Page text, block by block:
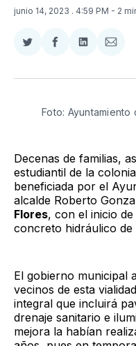
junio 14, 2023 . 4:59 PM - 2
Compartir
Twitter
Compartir
Facebook
Compartir
LinkedIn
Foto:
Decenas de familias,
estudiantil de la
beneficiada por el
alcalde Roberto
Flores, con el inicio
concreto hidráulico de
El gobierno municipal
vecinos de esta
integral que incluirá
drenaje sanitario e
mejora la habían